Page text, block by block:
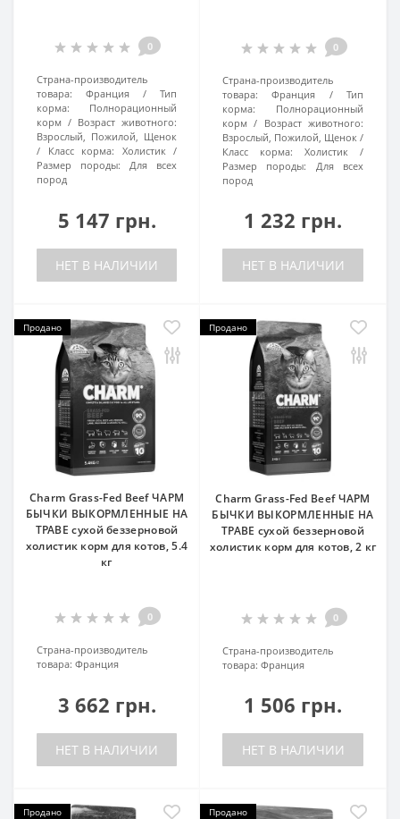
0
Страна-производитель
товара:
Франция
Тип
корма:
Полнорационный
корм
Возраст животного:
Взрослый, Пожилой, Щенок
Класс корма:
Холистик
Размер породы:
Для всех
пород
5 147 грн.
НЕТ В НАЛИЧИИ
0
Страна-производитель
товара:
Франция
Тип
корма:
Полнорационный
корм
Возраст животного:
Взрослый, Пожилой, Щенок
Класс корма:
Холистик
Размер породы:
Для всех
пород
1 232 грн.
НЕТ В НАЛИЧИИ
Продано
Charm Grass-Fed Beef ЧАРМ
БЫЧКИ ВЫКОРМЛЕННЫЕ НА
ТРАВЕ сухой беззерновой
холистик корм для котов, 5.4
кг
0
Страна-производитель
товара: Франция
3 662 грн.
НЕТ В НАЛИЧИИ
Продано
Charm Grass-Fed Beef ЧАРМ
БЫЧКИ ВЫКОРМЛЕННЫЕ НА
ТРАВЕ сухой беззерновой
холистик корм для котов, 2 кг
0
Страна-производитель
товара: Франция
1 506 грн.
НЕТ В НАЛИЧИИ
Продано Продано